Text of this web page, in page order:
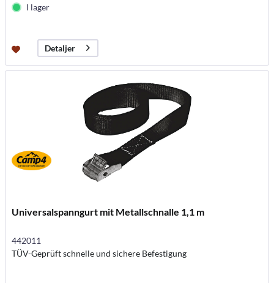
I lager
Detaljer
Universalspanngurt mit Metallschnalle 1,1 m
442011
TÜV-Geprüft schnelle und sichere Befestigung